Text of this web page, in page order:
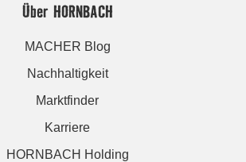
Über HORNBACH
MACHER Blog
Nachhaltigkeit
Marktfinder
Karriere
HORNBACH Holding